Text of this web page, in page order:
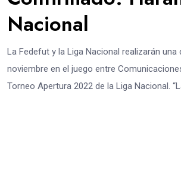
Nacional
La Fedefut y la Liga Nacional realizarán
noviembre en el juego entre
Torneo Apertura 2022 de la Liga Nacional.